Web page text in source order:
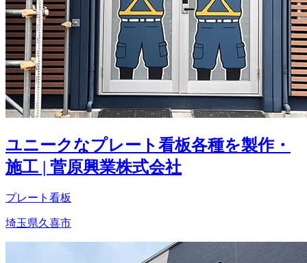
ユニークなプレート看板各種を製作・
施工 | 菅原興業株式会社
プレート看板
埼玉県久喜市